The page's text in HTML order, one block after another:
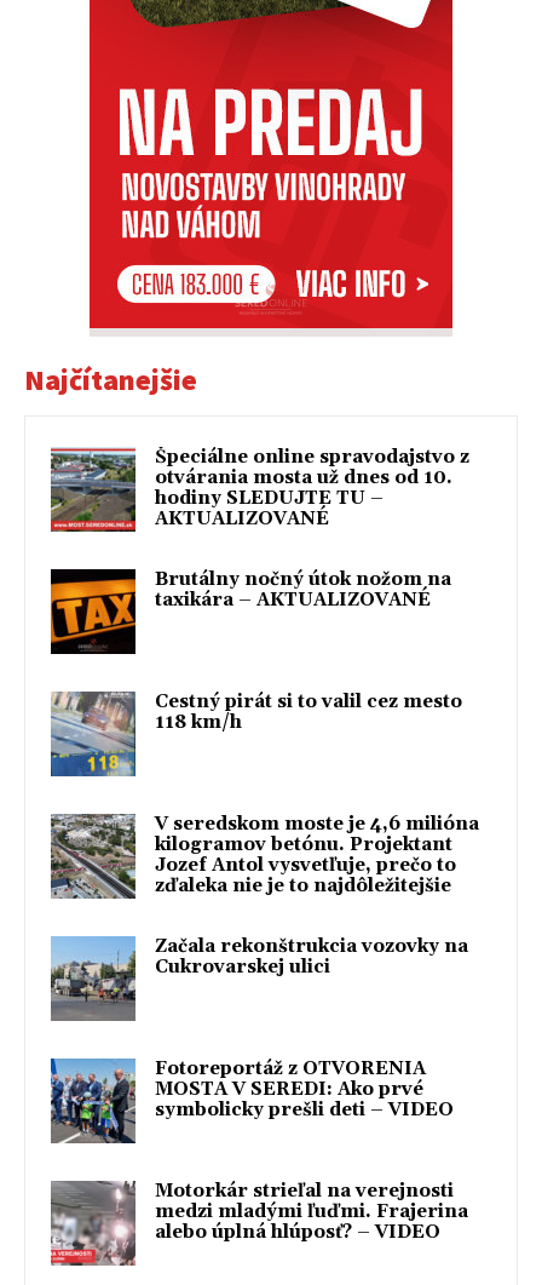
Najčítanejšie
Špeciálne online spravodajstvo z
otvárania mosta už dnes od 10.
hodiny SLEDUJTE TU –
AKTUALIZOVANÉ
Brutálny nočný útok nožom na
taxikára – AKTUALIZOVANÉ
Cestný pirát si to valil cez mesto
118 km/h
V seredskom moste je 4,6 milióna
kilogramov betónu. Projektant
Jozef Antol vysvetľuje, prečo to
zďaleka nie je to najdôležitejšie
Začala rekonštrukcia vozovky na
Cukrovarskej ulici
Fotoreportáž z OTVORENIA
MOSTA V SEREDI: Ako prvé
symbolicky prešli deti – VIDEO
Motorkár strieľal na verejnosti
medzi mladými ľuďmi. Frajerina
alebo úplná hlúposť? – VIDEO